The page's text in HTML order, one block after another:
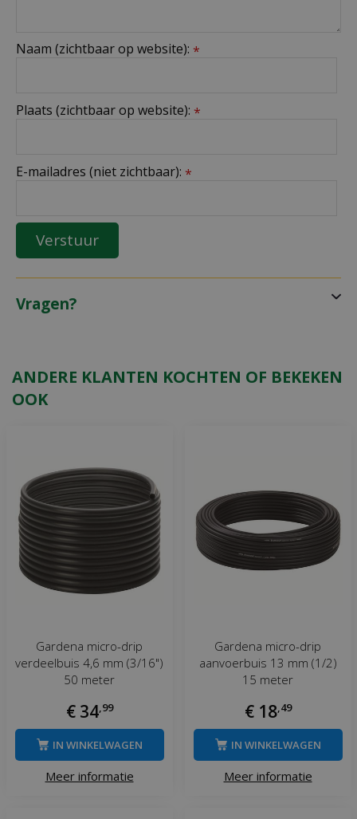
Naam (zichtbaar op website): *
Plaats (zichtbaar op website): *
E-mailadres (niet zichtbaar): *
Vragen?
ANDERE KLANTEN KOCHTEN OF BEKEKEN
OOK
Gardena micro-drip
verdeelbuis 4,6 mm (3/16")
50 meter
€ 34,99
Meer informatie
IN WINKELWAGEN
Gardena micro-drip
aanvoerbuis 13 mm (1/2)
15 meter
€ 18,49
Meer informatie
IN WINKELWAGEN